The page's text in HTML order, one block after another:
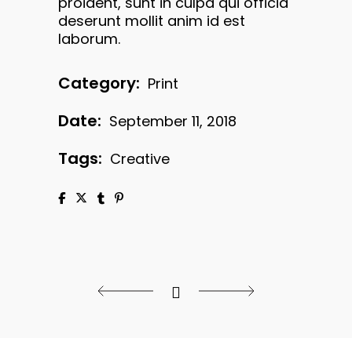
deserunt mollit anim id est
laborum.
Category: Print
Date: September 11, 2018
Tags: Creative